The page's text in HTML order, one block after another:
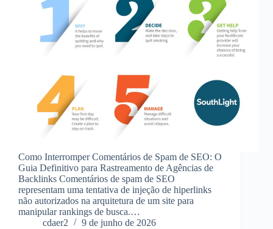
Como Interromper Comentários de Spam de SEO: O
Guia Definitivo para Rastreamento de Agências de
Backlinks Comentários de spam de SEO
representam uma tentativa de injeção de hiperlinks
não autorizados na arquitetura de um site para
manipular rankings de busca.…
cdaer2
9 de junho de 2026